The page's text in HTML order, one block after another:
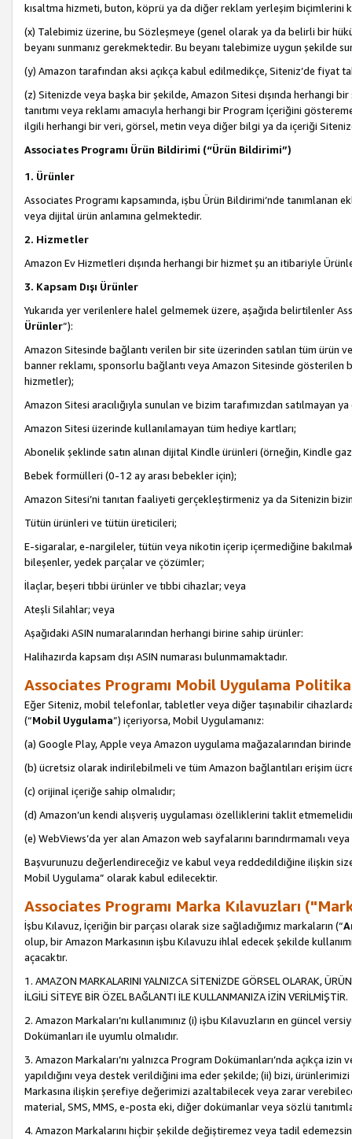
kısaltma hizmeti, buton, köprü ya da diğer reklam yerleşim biçimlerini
(x) Talebimiz üzerine, bu Sözleşmeye (genel olarak ya da belirli bir
beyanı sunmanız gerekmektedir. Bu beyanı talebimize uygun şekilde
(y) Amazon tarafından aksi açıkça kabul edilmedikçe, Siteniz’de fiyat
(z) Sitenizde veya başka bir şekilde, Amazon Sitesi dışında herhangi
tanıtımı veya reklamı amacıyla herhangi bir Program İçeriğini
ilgili herhangi bir veri, görsel, metin veya diğer bilgi ya da içeriği
Associates Programı Ürün Bildirimi (“Ürün Bildirimi”)
1. Ürünler
Associates Programı kapsamında, işbu Ürün Bildirimi’nde
veya dijital ürün anlamına gelmektedir.
2. Hizmetler
Amazon Ev Hizmetleri dışında herhangi bir hizmet şu an itibariyle
3. Kapsam Dışı Ürünler
Yukarıda yer verilenlere halel gelmemek üzere, aşağıda belirtilenler
Ürünler”):
Amazon Sitesinde bağlantı verilen bir site üzerinden satılan tüm ürün
banner reklamı, sponsorlu bağlantı veya Amazon Sitesinde gösterilen
hizmetler);
Amazon Sitesi aracılığıyla sunulan ve bizim tarafımızdan satılmayan
Amazon Sitesi üzerinde kullanılamayan tüm hediye kartları;
Abonelik şeklinde satın alınan dijital Kindle ürünleri (örneğin, Kindle
Bebek formülleri (0-12 ay arası bebekler için);
Amazon Sitesi’ni tanıtan faaliyeti gerçekleştirmeniz ya da Sitenizin
Tütün ürünleri ve tütün üreticileri;
E-sigaralar, e-nargileler, tütün veya nikotin içerip içermediğine
bileşenler, yedek parçalar ve çözümler;
İlaçlar, beşeri tıbbi ürünler ve tıbbi cihazlar; veya
Ateşli Silahlar; veya
Aşağıdaki ASIN numaralarından herhangi birine sahip ürünler:
Halihazırda kapsam dışı ASIN numarası bulunmamaktadır.
Associates Programı Mobil Uygulama
Eğer Siteniz, mobil telefonlar, tabletler veya diğer taşınabilir
(“Mobil Uygulama”) içeriyorsa, Mobil Uygulamanız:
(a) Google Play, Apple veya Amazon uygulama mağazalarından birinde
(b) ücretsiz olarak indirilebilmeli ve tüm Amazon bağlantıları erişim
(c) orijinal içeriğe sahip olmalıdır;
(d) Amazon’un kendi alışveriş uygulaması özelliklerini taklit
(e) WebViews’da yer alan Amazon web sayfalarını barındırmamalı
Başvurunuzu değerlendireceğiz ve kabul veya reddedildiğine ilişkin
Mobil Uygulama” olarak kabul edilecektir.
Associates Programı Marka Kılavuzları
İşbu Kılavuz, İçeriğin bir parçası olarak size sağladığımız markaların (“
olup, bir Amazon Markasının işbu Kılavuzu ihlal edecek şekilde
açacaktır.
1. AMAZON MARKALARINI YALNIZCA SİTENİZDE GÖRSEL OLARAK,
İLGİLİ SİTEYE BİR ÖZEL BAĞLANTI İLE KULLANMANIZA İZİN VERİLMİŞTİR.
2. Amazon Markaları’nı kullanımınız (i) işbu Kılavuzların en güncel
Dokümanları ile uyumlu olmalıdır.
3. Amazon Markaları’nı yalnızca Program Dokümanları’nda açıkça
yapıldığını veya destek verildiğini ima eder şekilde; (ii) bizi,
Markasına ilişkin şerefiye değerimizi azaltabilecek veya zarar
material, SMS, MMS, e-posta eki, diğer dokümanlar veya sözlü
4. Amazon Markalarını hiçbir şekilde değiştiremez veya tadil